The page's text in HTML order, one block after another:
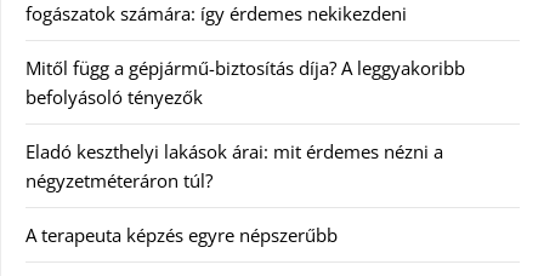
fogászatok számára: így érdemes nekikezdeni
Mitől függ a gépjármű-biztosítás díja? A leggyakoribb
befolyásoló tényezők
Eladó keszthelyi lakások árai: mit érdemes nézni a
négyzetméteráron túl?
A terapeuta képzés egyre népszerűbb